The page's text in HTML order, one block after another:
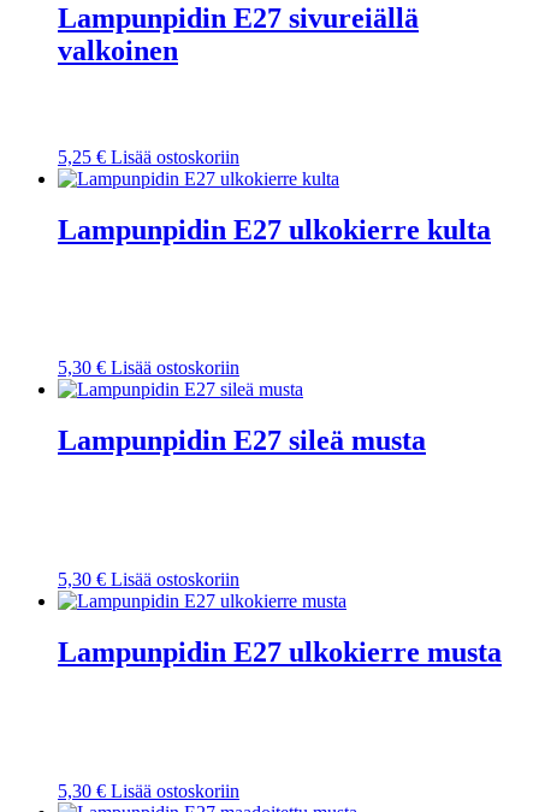
Lampunpidin E27 sivureiällä
valkoinen
5,25 € Lisää ostoskoriin
Lampunpidin E27 ulkokierre kulta
5,30 € Lisää ostoskoriin
Lampunpidin E27 sileä musta
5,30 € Lisää ostoskoriin
Lampunpidin E27 ulkokierre musta
5,30 € Lisää ostoskoriin